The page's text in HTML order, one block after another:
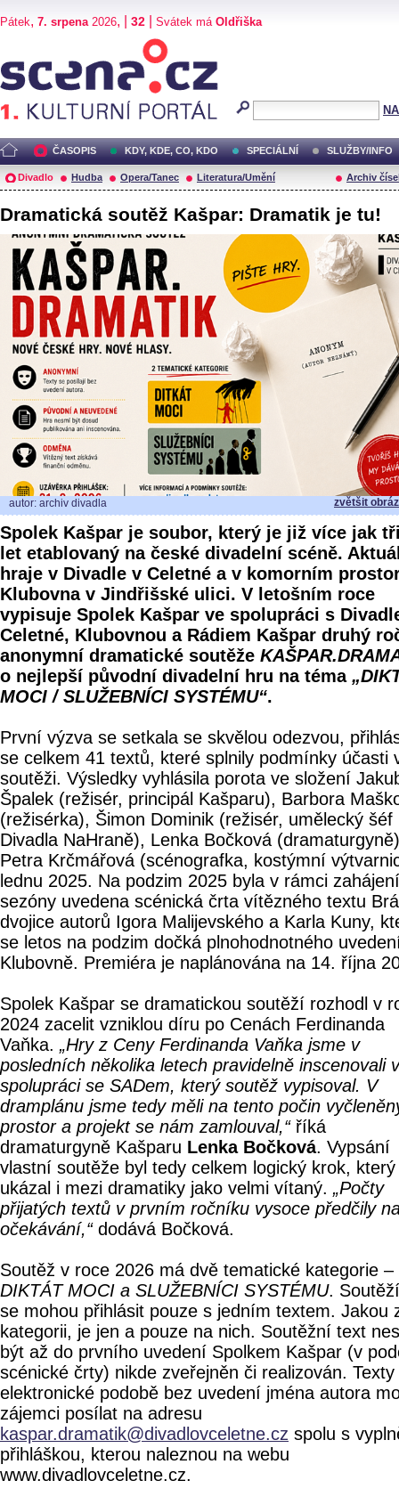
Pátek, 7. srpena2026, | 32 Svátek má Oldřiška
ČASOPIS KDY, KDE, CO, KDO SPECIÁLNÍ SLUŽBY/INFO
Divadlo Hudba Opera/Tanec Literatura/Umění Archiv
Dramatická soutěž Kašpar: Dramatik je tu!
autor: archiv divadla zvětšit
Spolek Kašpar je soubor, který je již více jak
let etablovaný na české divadelní scéně.
hraje v Divadle v Celetné a v komorním
Klubovna v Jindřišské ulici. V letošním roce
vypisuje Spolek Kašpar ve spolupráci s
Celetné, Klubovnou a Rádiem Kašpar druhý
anonymní dramatické soutěže
o nejlepší původní divadelní hru na téma
MOCI / SLUŽEBNÍCI SYSTÉMU“.
První výzva se setkala se skvělou odezvou,
se celkem 41 textů, které splnily podmínky účasti
soutěži. Výsledky vyhlásila porota ve složení
Špalek (režisér, principál Kašparu), Barbora
(režisérka), Šimon Dominik (režisér, umělecký šéf
Divadla NaHraně), Lenka Bočková
Petra Krčmářová (scénografka, kostýmní
lednu 2025. Na podzim 2025 byla v rámci zahájení
sezóny uvedena scénická črta vítězného textu
dvojice autorů Igora Malijevského a Karla Kuny,
se letos na podzim dočká plnohodnotného
Klubovně. Premiéra je naplánována na 14. října
Spolek Kašpar se dramatickou soutěží rozhodl v
2024 zacelit vzniklou díru po Cenách Ferdinanda
Vaňka. „Hry z Ceny Ferdinanda Vaňka jsme v
posledních několika letech pravidelně inscenovali
spolupráci se SADem, který soutěž vypisoval. V
dramplánu jsme tedy měli na tento počin
prostor a projekt se nám zamlouval,“říká
dramaturgyně Kašparu Lenka Bočková. Vypsání
vlastní soutěže byl tedy celkem logický krok,
ukázal i mezi dramatiky jako velmi vítaný. „Počty
přijatých textů v prvním ročníku vysoce předčily
očekávání,“dodává Bočková.
Soutěž v roce 2026 má dvě tematické kategorie –
DIKTÁT MOCI a SLUŽEBNÍCI SYSTÉMU.
se mohou přihlásit pouze s jedním textem. Jakou
kategorii, je jen a pouze na nich. Soutěžní text
být až do prvního uvedení Spolkem Kašpar (v
scénické črty) nikde zveřejněn či realizován. Texty
elektronické podobě bez uvedení jména autora
zájemci posílat na adresu
kaspar.dramatik@divadlovceletne.cz spolu s
přihláškou, kterou naleznou na webu
www.divadlovceletne.cz.